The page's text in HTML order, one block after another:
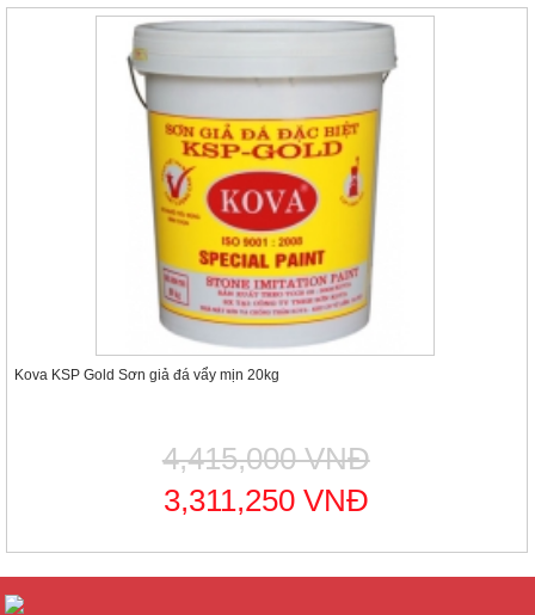
Kova KSP Gold Sơn giả đá vẩy mịn 20kg
4,415,000 VNĐ
3,311,250 VNĐ